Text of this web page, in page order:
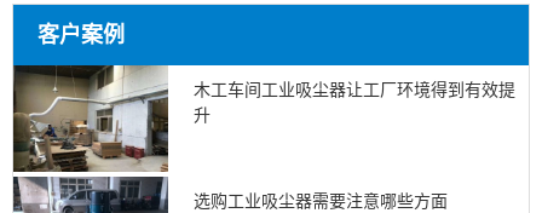
客户案例
木工车间工业吸尘器让工厂环境得到有效提
升
选购工业吸尘器需要注意哪些方面